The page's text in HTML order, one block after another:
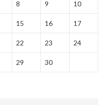
8 9 10
15 16 17
22 23 24
29
30